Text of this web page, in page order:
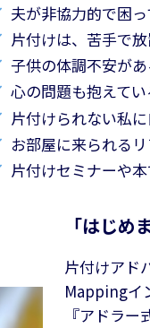
夫が非協力的で困っ
片付けは、苦手で
子供の体調不安があ
心の問題も抱えてい
片付けられない私
お部屋に来られる
片付けセミナーや
「はじめ
片付けアド
Mappingイ
『アドラ